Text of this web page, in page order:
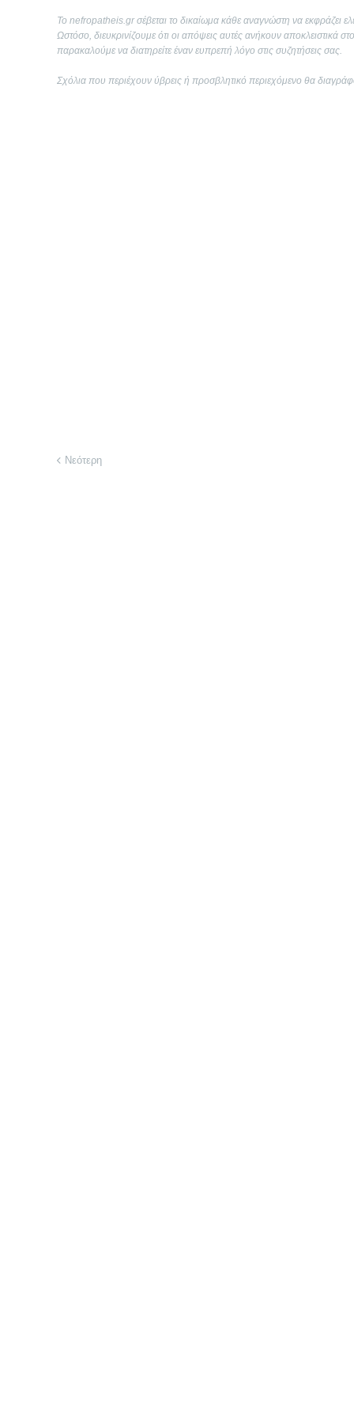
Το nefropatheis.gr σέβεται το δικαίωμα κάθε αναγνώστη να εκφράζει
Ωστόσο, διευκρινίζουμε ότι οι απόψεις αυτές ανήκουν αποκλειστικά
παρακαλούμε να διατηρείτε έναν ευπρεπή λόγο στις συζητήσεις σας.
Σχόλια που περιέχουν ύβρεις ή προσβλητικό περιεχόμενο θα
Νεότερη